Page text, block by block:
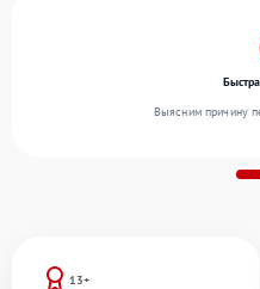
13+
Выясним причину